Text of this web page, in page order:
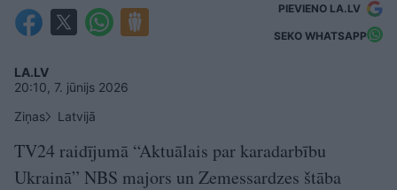
PIEVIENO LA.LV
SEKO WHATSAPP
LA.LV
20:10, 7. jūnijs 2026
Ziņas
Latvijā
TV24 raidījumā “Aktuālais par karadarbību
Ukrainā” NBS majors un Zemessardzes štāba